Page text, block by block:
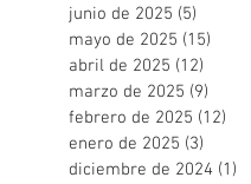
junio de 2025 (5)
mayo de 2025 (15)
abril de 2025 (12)
marzo de 2025 (9)
febrero de 2025 (12)
enero de 2025 (3)
diciembre de 2024 (1)